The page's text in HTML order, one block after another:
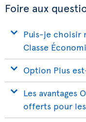
Foire aux
Puis-je choisir
Classe
Option Plus
Les avantages
offerts pour